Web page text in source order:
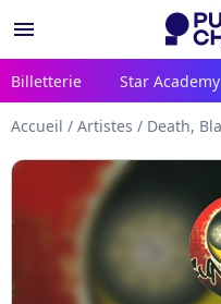
menu
Billetterie Star Academy
Accueil / Artistes / Death,